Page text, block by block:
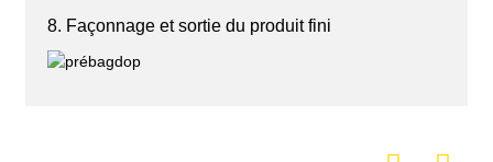
8. Façonnage et sortie du produit fini